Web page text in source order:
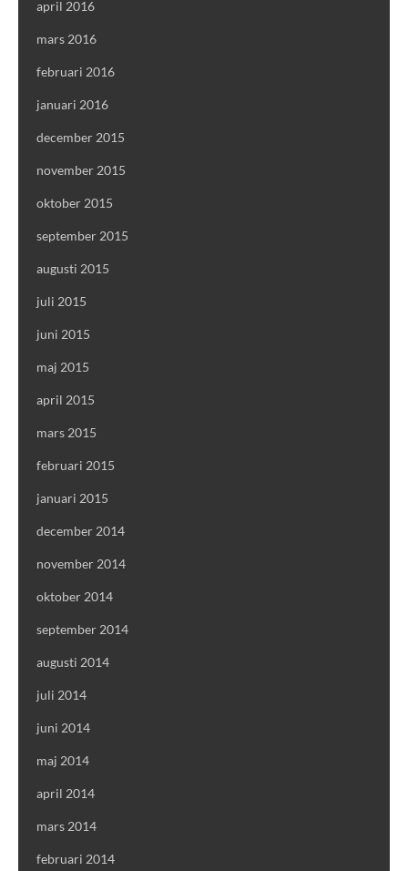
april 2016
mars 2016
februari 2016
januari 2016
december 2015
november 2015
oktober 2015
september 2015
augusti 2015
juli 2015
juni 2015
maj 2015
april 2015
mars 2015
februari 2015
januari 2015
december 2014
november 2014
oktober 2014
september 2014
augusti 2014
juli 2014
juni 2014
maj 2014
april 2014
mars 2014
februari 2014